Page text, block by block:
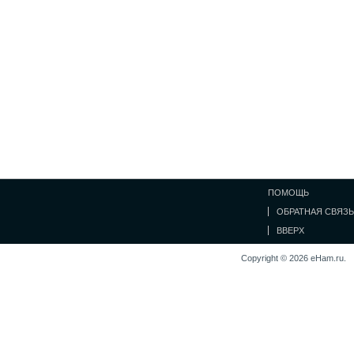
ПОМОЩЬ
ОБРАТНАЯ СВЯЗЬ
ВВЕРХ
Copyright © 2026 eHam.ru.